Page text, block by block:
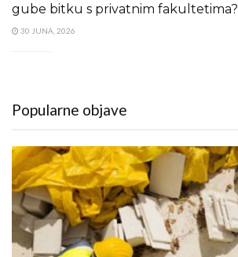
gube bitku s privatnim fakultetima?
30 JUNA, 2026
Popularne objave